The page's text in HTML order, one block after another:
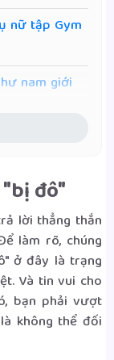
nữ tập Gym
nam giới
với phụ nữ
hơn
đầu tư cho
nữ dễ
đô"
lời thẳng thắn
làm rõ, chúng
ở đây là trạng
Và tin vui cho
bạn phải vượt
không thể đối